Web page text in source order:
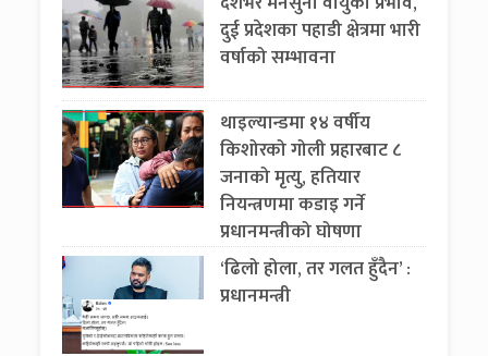
दुई प्रदेशका पहाडी क्षेत्रमा भारी
वर्षाको सम्भावना
थाइल्यान्डमा १४ वर्षीय
किशोरको गोली प्रहारबाट ८
जनाको मृत्यु, हतियार
नियन्त्रणमा कडाइ गर्ने
प्रधानमन्त्रीको घोषणा
‘ढिलो होला, तर गलत हुँदैन’ :
प्रधानमन्त्री